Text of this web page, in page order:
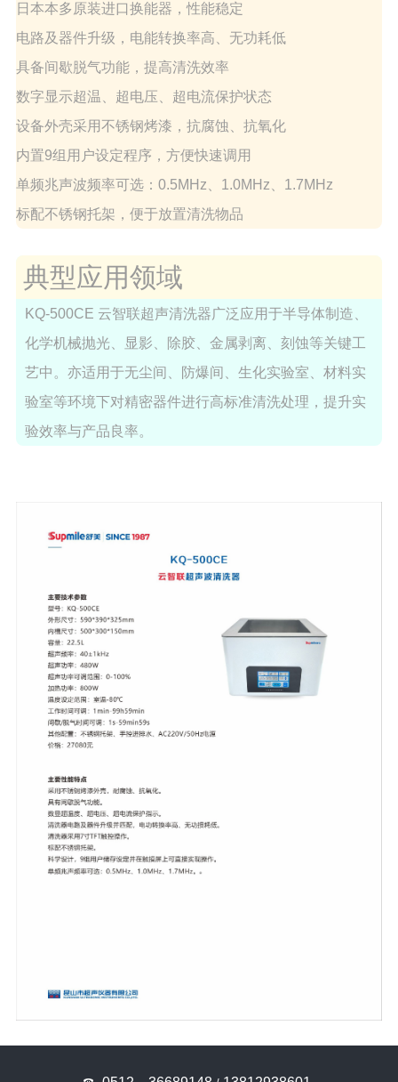
日本本多原装进口换能器，性能稳定
电路及器件升级，电能转换率高、无功耗低
具备间歇脱气功能，提高清洗效率
数字显示超温、超电压、超电流保护状态
设备外壳采用不锈钢烤漆，抗腐蚀、抗氧化
内置9组用户设定程序，方便快速调用
单频兆声波频率可选：0.5MHz、1.0MHz、1.7MHz
标配不锈钢托架，便于放置清洗物品
典型应用领域
KQ-500CE 云智联超声清洗器广泛应用于半导体制造、
化学机械抛光、显影、除胶、金属剥离、刻蚀等关键工
艺中。亦适用于无尘间、防爆间、生化实验室、材料实
验室等环境下对精密器件进行高标准清洗处理，提升实
验效率与产品良率。